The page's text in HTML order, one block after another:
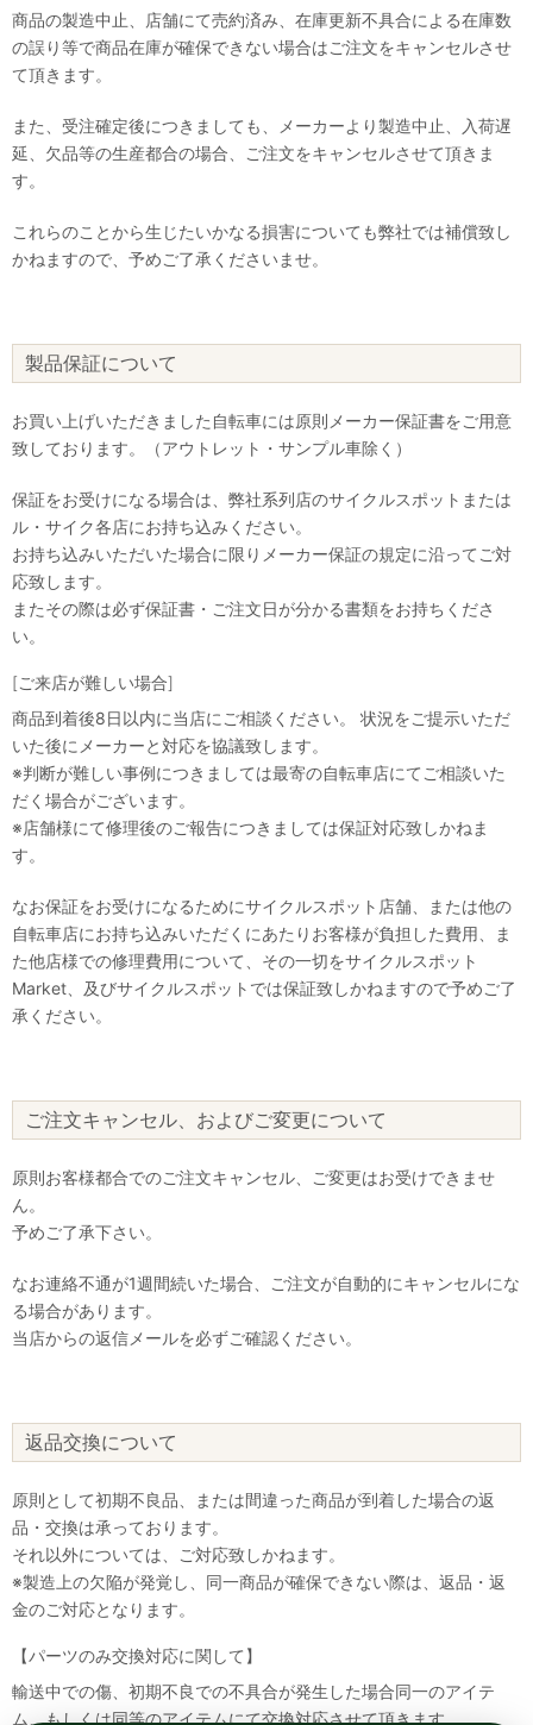
商品の製造中止、店舗にて売約済み、在庫更新不具合による在庫数
の誤り等で商品在庫が確保できない場合はご注文をキャンセルさせ
て頂きます。
また、受注確定後につきましても、メーカーより製造中止、入荷遅
延、欠品等の生産都合の場合、ご注文をキャンセルさせて頂きま
す。
これらのことから生じたいかなる損害についても弊社では補償致し
かねますので、予めご了承くださいませ。
製品保証について
お買い上げいただきました自転車には原則メーカー保証書をご用意
致しております。（アウトレット・サンプル車除く）
保証をお受けになる場合は、弊社系列店のサイクルスポットまたは
ル・サイク各店にお持ち込みください。
お持ち込みいただいた場合に限りメーカー保証の規定に沿ってご対
応致します。
またその際は必ず保証書・ご注文日が分かる書類をお持ちくださ
い。
[ご来店が難しい場合]
商品到着後8日以内に当店にご相談ください。 状況をご提示いただ
いた後にメーカーと対応を協議致します。
※判断が難しい事例につきましては最寄の自転車店にてご相談いた
だく場合がございます。
※店舗様にて修理後のご報告につきましては保証対応致しかねま
す。
なお保証をお受けになるためにサイクルスポット店舗、または他の
自転車店にお持ち込みいただくにあたりお客様が負担した費用、ま
た他店様での修理費用について、その一切をサイクルスポット
Market、及びサイクルスポットでは保証致しかねますので予めご了
承ください。
ご注文キャンセル、およびご変更について
原則お客様都合でのご注文キャンセル、ご変更はお受けできませ
ん。
予めご了承下さい。
なお連絡不通が1週間続いた場合、ご注文が自動的にキャンセルにな
る場合があります。
当店からの返信メールを必ずご確認ください。
返品交換について
原則として初期不良品、または間違った商品が到着した場合の返
品・交換は承っております。
それ以外については、ご対応致しかねます。
※製造上の欠陥が発覚し、同一商品が確保できない際は、返品・返
金のご対応となります。
【パーツのみ交換対応に関して】
輸送中での傷、初期不良での不具合が発生した場合同一のアイテ
ム、もしくは同等のアイテムにて交換対応させて頂きます。